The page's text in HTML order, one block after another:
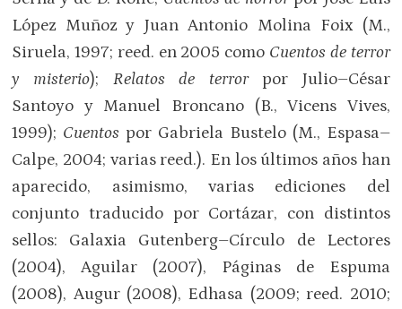
López Muñoz y Juan Antonio Molina Foix (M.,
Siruela, 1997; reed. en 2005 como Cuentos de terror
y misterio); Relatos de terror por Julio–César
Santoyo y Manuel Broncano (B., Vicens Vives,
1999); Cuentos por Gabriela Bustelo (M., Espasa–
Calpe, 2004; varias reed.). En los últimos años han
aparecido, asimismo, varias ediciones del
conjunto traducido por Cortázar, con distintos
sellos: Galaxia Gutenberg–Círculo de Lectores
(2004), Aguilar (2007), Páginas de Espuma
(2008), Augur (2008), Edhasa (2009; reed. 2010;